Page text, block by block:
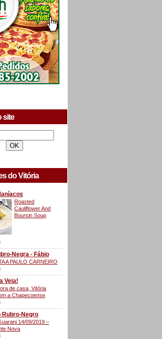
site
do Vitória
Roasted
Cauliflower And
Boursin Soup
Negra - Fábio
A PAULO CARNEIRO
Veia!
de casa, Vitória
a Chapecoense
Rubro-Negro
14/09/2019 –
Nova